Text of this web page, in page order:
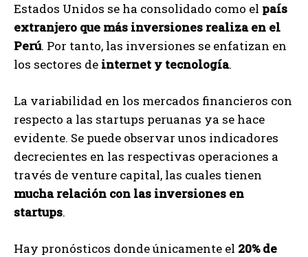
Estados Unidos se ha consolidado como el país
extranjero que más inversiones realiza en el
Perú. Por tanto, las inversiones se enfatizan en
los sectores de internet y tecnología.
La variabilidad en los mercados financieros con
respecto a las startups peruanas ya se hace
evidente. Se puede observar unos indicadores
decrecientes en las respectivas operaciones a
través de venture capital, las cuales tienen
mucha relación con las inversiones en
startups.
Hay pronósticos donde únicamente el 20% de